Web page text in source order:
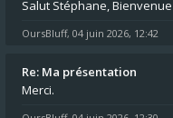
OursBluff, 04 juin 2026, 12:42
Re: Ma présentation
Merci.